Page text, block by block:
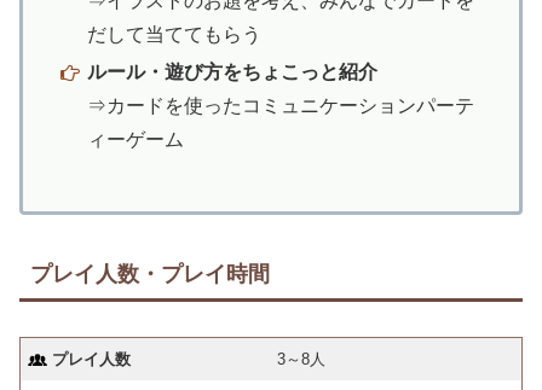
だして当ててもらう
ルール・遊び方をちょこっと紹介
⇒カードを使ったコミュニケーションパーテ
ィーゲーム
プレイ人数・プレイ時間
プレイ人数 3～8人